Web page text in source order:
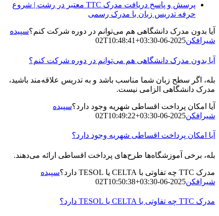
پرسش و پاسخ دریافت مدرک TTC معتبر در رشت | شروع
حرفه تدریس زبان با مدرک رسمی
آیا بدون مدرک دانشگاهی هم می‌توانم در دوره شرکت کنم؟سپیده
شیرافکن2025-06-02T10:48:41+03:30
آیا بدون مدرک دانشگاهی هم می‌توانم در دوره شرکت کنم؟
بله، اگر سطح زبان شما مناسب باشد و به تدریس علاقه‌مند باشید،
مدرک دانشگاهی الزامی نیست.
آیا امکان پرداخت اقساطی شهریه وجود دارد؟سپیده
شیرافکن2025-06-02T10:49:22+03:30
آیا امکان پرداخت اقساطی شهریه وجود دارد؟
بله، برخی آموزشگاه‌ها طرح‌های پرداخت اقساطی ارائه می‌دهند.
مدرک TTC چه تفاوتی با CELTA یا TESOL دارد؟
سپیده
شیرافکن2025-06-02T10:50:38+03:30
مدرک TTC چه تفاوتی با CELTA یا TESOL دارد؟